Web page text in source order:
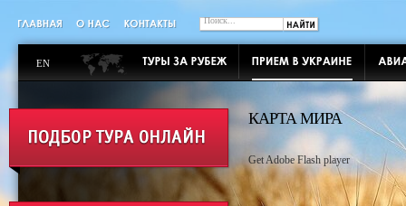
EN
КАРТА МИРА
Get Adobe Flash player